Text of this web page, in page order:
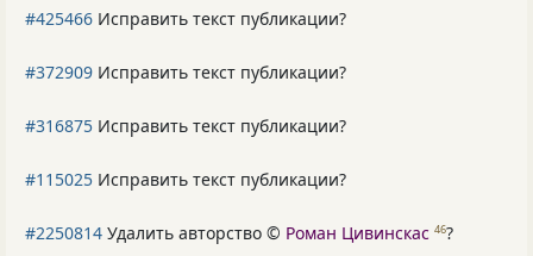
#425466 Исправить текст публикации?
#372909 Исправить текст публикации?
#316875 Исправить текст публикации?
#115025 Исправить текст публикации?
#2250814 Удалить авторство © Роман Цивинскас 46?